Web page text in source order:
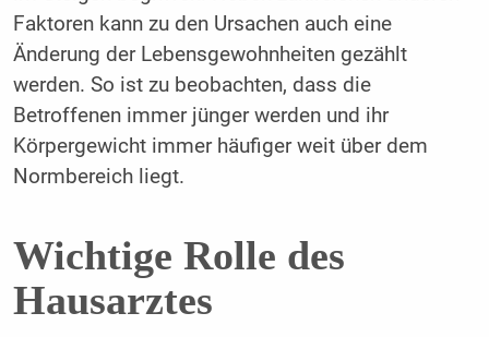
Faktoren kann zu den Ursachen auch eine
Änderung der Lebensgewohnheiten gezählt
werden. So ist zu beobachten, dass die
Betroffenen immer jünger werden und ihr
Körpergewicht immer häufiger weit über dem
Normbereich liegt.
Wichtige Rolle des
Hausarztes